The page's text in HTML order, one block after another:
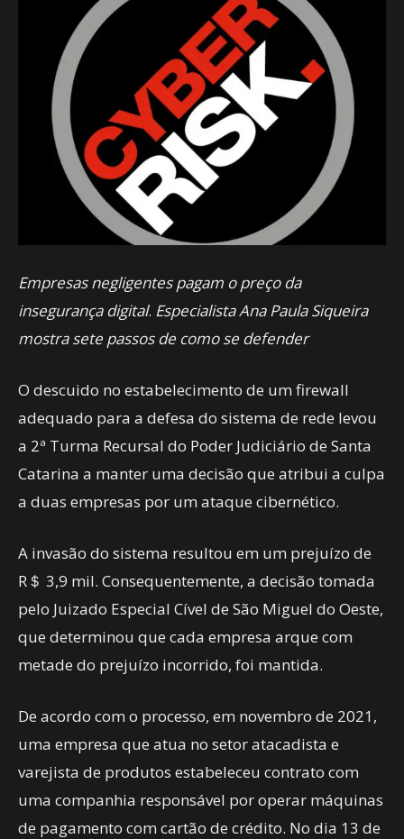
Empresas negligentes pagam o preço da
insegurança digital. Especialista Ana Paula Siqueira
mostra sete passos de como se defender
O descuido no estabelecimento de um firewall
adequado para a defesa do sistema de rede levou
a 2ª Turma Recursal do Poder Judiciário de Santa
Catarina a manter uma decisão que atribui a culpa
a duas empresas por um ataque cibernético.
A invasão do sistema resultou em um prejuízo de
R＄ 3,9 mil. Consequentemente, a decisão tomada
pelo Juizado Especial Cível de São Miguel do Oeste,
que determinou que cada empresa arque com
metade do prejuízo incorrido, foi mantida.
De acordo com o processo, em novembro de 2021,
uma empresa que atua no setor atacadista e
varejista de produtos estabeleceu contrato com
uma companhia responsável por operar máquinas
de pagamento com cartão de crédito. No dia 13 de